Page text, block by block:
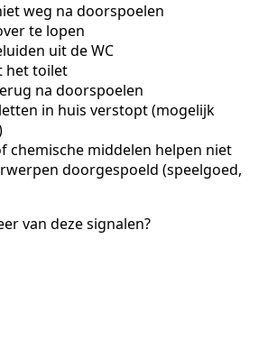
weg na doorspoelen
te lopen
uit de WC
het toilet
na doorspoelen
in huis verstopt (mogelijk
chemische middelen helpen niet
doorgespoeld (speelgoed,
van deze signalen?